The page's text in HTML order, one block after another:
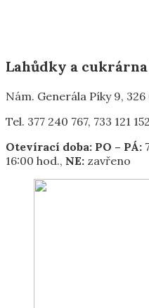
Lahůdky a
Nám. Generála Píky 9, 326
Tel. 377 240 767, 733 121
Otevírací doba: PO – PÁ:
16:00 hod., NE: zavřeno